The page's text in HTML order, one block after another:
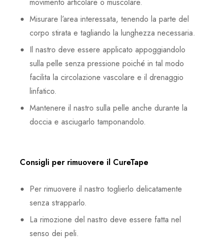
Misurare l’area interessata, tenendo la parte del
corpo stirata e tagliando la lunghezza necessaria.
Il nastro deve essere applicato appoggiandolo
sulla pelle senza pressione poiché in tal modo
facilita la circolazione vascolare e il drenaggio
linfatico.
Mantenere il nastro sulla pelle anche durante la
doccia e asciugarlo tamponandolo.
Consigli per rimuovere il CureTape
Per rimuovere il nastro toglierlo delicatamente
senza strapparlo.
La rimozione del nastro deve essere fatta nel
senso dei peli.